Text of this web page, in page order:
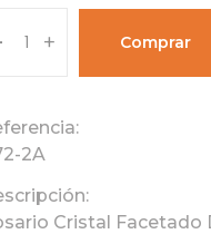
+ Comprar
2A
Cristal